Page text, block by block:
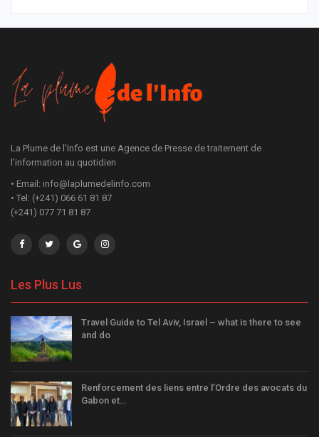
La Plume de l'Info est une Agence de Presse de traitement de
l'information au quotidien
• Email: info@laplumedelinfo.com
• Tel: (+241) 066 61 81 87
(+241) 077 71 81 87
Les Plus Lus
Travel Guide to Tel Aviv, Israel – what is there to see
and do
Renforcement des liens entre l’Ordre des avocats du
Gabon et…